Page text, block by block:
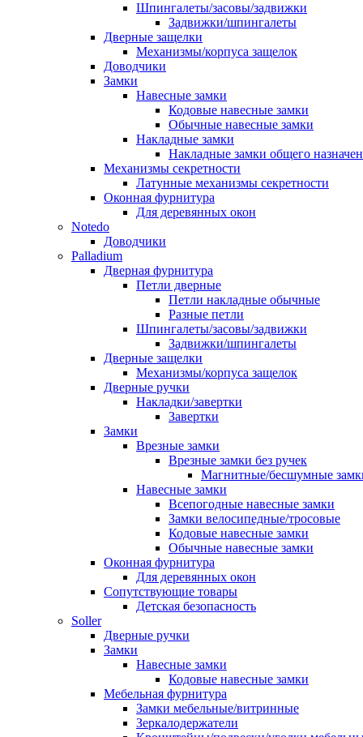
Шпингалеты/засовы/задвижки
Задвижки/шпингалеты
Дверные защелки
Механизмы/корпуса защелок
Доводчики
Замки
Навесные замки
Кодовые навесные замки
Обычные навесные замки
Накладные замки
Накладные замки общего
Механизмы секретности
Латунные механизмы секретности
Оконная фурнитура
Для деревянных окон
Notedo
Доводчики
Palladium
Дверная фурнитура
Петли дверные
Петли накладные обычные
Разные петли
Шпингалеты/засовы/задвижки
Задвижки/шпингалеты
Дверные защелки
Механизмы/корпуса защелок
Дверные ручки
Накладки/завертки
Завертки
Замки
Врезные замки
Врезные замки без ручек
Магнитные/бесшумные
Навесные замки
Всепогодные навесные замки
Замки велосипедные/тросовые
Кодовые навесные замки
Обычные навесные замки
Оконная фурнитура
Для деревянных окон
Сопутствующие товары
Детская безопасность
Soller
Дверные ручки
Замки
Навесные замки
Кодовые навесные замки
Мебельная фурнитура
Замки мебельные/витринные
Зеркалодержатели